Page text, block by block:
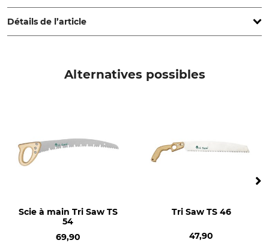
Netherlands, www.gtmprofessional.com
Détails de l’article
Alternatives possibles
Scie à main Tri Saw TS
54
69,90
Tri Saw TS 46
47,90